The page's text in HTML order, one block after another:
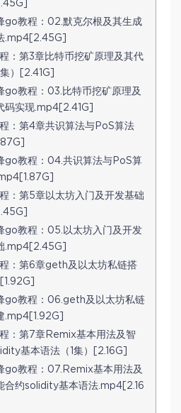
go教程：02.默克尔根及其生成
.mp4[2.45G]
：第3章比特币挖矿原理及其代
）[2.41G]
go教程：03.比特币挖矿原理及
码实现.mp4[2.41G]
：第4章共识算法与PoS算法
go教程：04.共识算法与PoS算
：第5章以太坊入门及开发基础
go教程：05.以太坊入门及开发
.mp4[2.45G]
：第6章geth及以太坊私链搭
go教程：06.geth及以太坊私链
.mp4[1.92G]
：第7章Remix基本用法及智
基本语法（1集）[2.16G]
go教程：07.Remix基本用法及
合约solidity基本语法.mp4[2.16